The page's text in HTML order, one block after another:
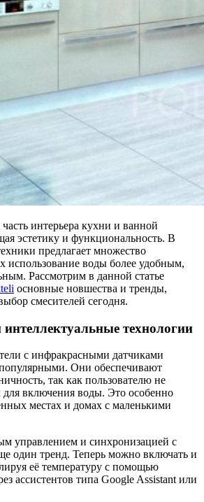
интерьера кухни и ванной
эстетику и функциональность. В
предлагает множество
воды более удобным,
Рассмотрим в данной статье
основные новшества и тренды,
смесителей сегодня.
технологии
с инфракрасными датчиками
популярными. Они обеспечивают
так как пользователю не
для включения воды. Это особенно
местах и домах с маленькими
управлением и синхронизацией с
один тренд. Теперь можно включать и
её температуру с помощью
ассистентов типа Google Assistant или